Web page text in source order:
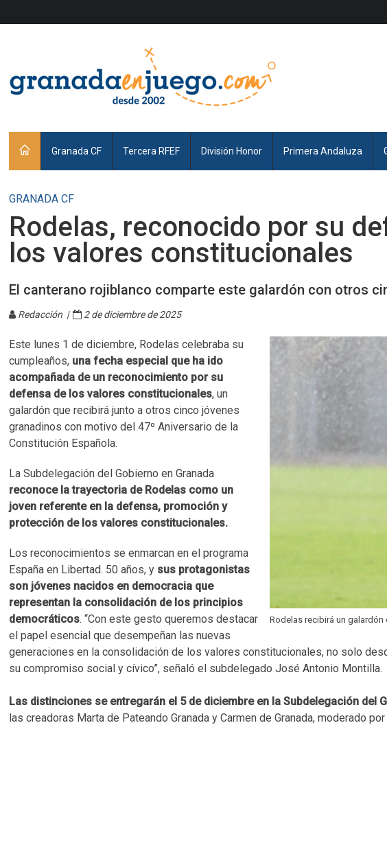
Granada CF Tercera RFEF División Honor Primera Andaluza
GRANADA CF
Rodelas, reconocido por su
los valores constitucionales
El canterano rojiblanco comparte este galardón con otros
Redacción | 2 de diciembre de 2025
Rodelas recibirá un galardón
Este lunes 1 de diciembre, Rodelas celebraba su
cumpleaños, una fecha especial que ha ido
acompañada de un reconocimiento por su
defensa de los valores constitucionales, un
galardón que recibirá junto a otros cinco jóvenes
granadinos con motivo del 47º Aniversario de la
Constitución Española.
La Subdelegación del Gobierno en Granada
reconoce la trayectoria de Rodelas como un
joven referente en la defensa, promoción y
protección de los valores constitucionales.
Los reconocimientos se enmarcan en el programa
España en Libertad. 50 años, y sus protagonistas
son jóvenes nacidos en democracia que
representan la consolidación de los principios
democráticos. “Con este gesto queremos destacar
el papel esencial que desempeñan las nuevas
generaciones en la consolidación de los valores constitucionales, no solo
su compromiso social y cívico”, señaló el subdelegado José Antonio Montilla.
Las distinciones se entregarán el 5 de diciembre en la Subdelegación del
las creadoras Marta de Pateando Granada y Carmen de Granada, moderado